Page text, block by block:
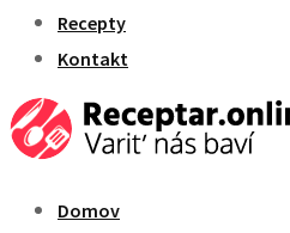
Recepty
Kontakt
Domov